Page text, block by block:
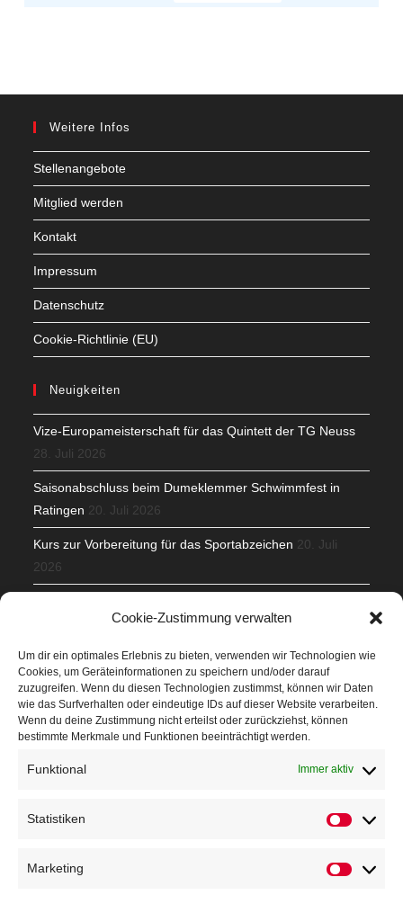
Cookie-Zustimmung verwalten
Um dir ein optimales Erlebnis zu bieten, verwenden wir Technologien wie
Cookies, um Geräteinformationen zu speichern und/oder darauf
zuzugreifen. Wenn du diesen Technologien zustimmst, können wir Daten
wie das Surfverhalten oder eindeutige IDs auf dieser Website verarbeiten.
Wenn du deine Zustimmung nicht erteilst oder zurückziehst, können
bestimmte Merkmale und Funktionen beeinträchtigt werden.
Funktional Immer aktiv
Statistiken
Marketing
Weitere Infos
Stellenangebote
Mitglied werden
Kontakt
Impressum
Datenschutz
Cookie-Richtlinie (EU)
Neuigkeiten
Vize-Europameisterschaft für das Quintett der TG Neuss
28. Juli 2026
Saisonabschluss beim Dumeklemmer Schwimmfest in
Ratingen 20. Juli 2026
Kurs zur Vorbereitung für das Sportabzeichen 20. Juli
2026
Veranstaltungen
Höffner Run
Kindersportfest